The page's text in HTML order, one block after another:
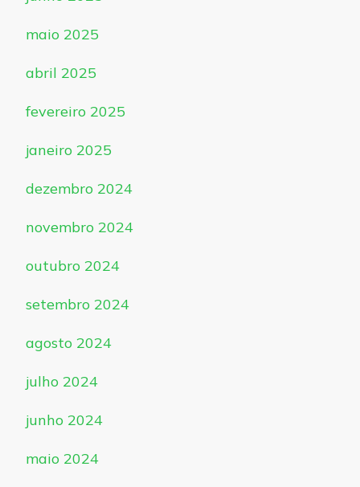
maio 2025
abril 2025
fevereiro 2025
janeiro 2025
dezembro 2024
novembro 2024
outubro 2024
setembro 2024
agosto 2024
julho 2024
junho 2024
maio 2024